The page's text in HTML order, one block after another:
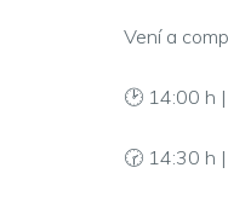
Vení a
🕑 14:00 h
🕝 14:30 h